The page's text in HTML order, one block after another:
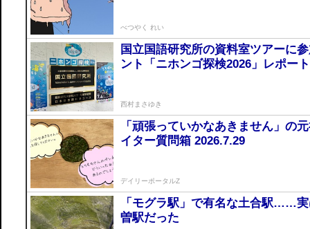
べつやく れい
国立国語研究所の資料室ツアーに
ント「ニホンゴ探検2026」レポート
西村まさゆき
「頑張っていかなあきません」の
イター質問箱 2026.7.29
デイリーポータルZ
「モグラ駅」で有名な土合駅……
曽駅だった